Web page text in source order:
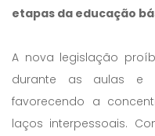
etapas da educação
A nova legislação
durante as aulas e
favorecendo a
laços interpessoais.